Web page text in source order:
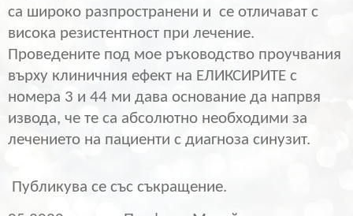
са широко разпространени и се отличават с
висока резистентност при лечение.
Проведените под мое ръководство проучвания
върху клиничния ефект на ЕЛИКСИРИТЕ с
номера 3 и 44 ми дава основание да напрвя
извода, че те са абсолютно необходими за
лечението на пациенти с диагноза синузит.
Публикува се със съкращение.